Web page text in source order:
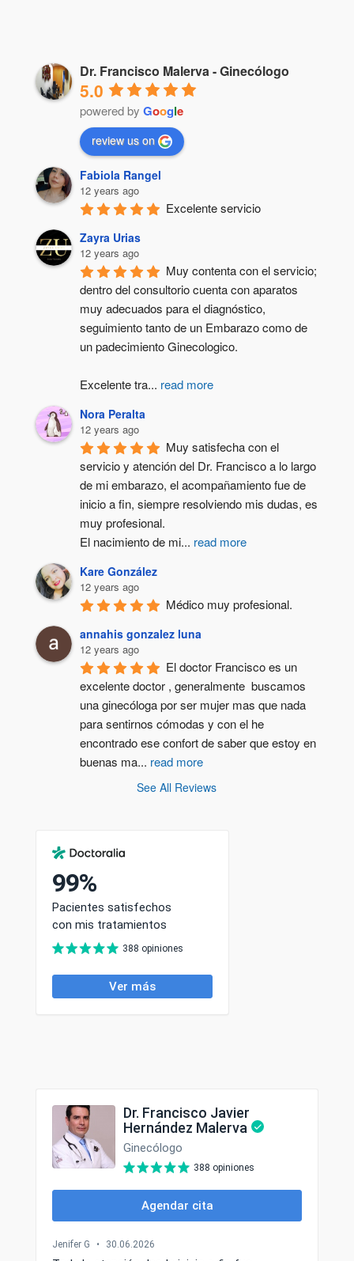
Dr. Francisco Malerva - Ginecólogo
5.0
powered by Google
review us on
Fabiola Rangel
12 years ago
Excelente servicio
Zayra Urias
12 years ago
Muy contenta con el servicio;
dentro del consultorio cuenta con aparatos
muy adecuados para el diagnóstico,
seguimiento tanto de un Embarazo como de
un padecimiento Ginecologico.
Excelente tra... read more
Nora Peralta
12 years ago
Muy satisfecha con el
servicio y atención del Dr. Francisco a lo largo
de mi embarazo, el acompañamiento fue de
inicio a fin, siempre resolviendo mis dudas, es
muy profesional.
El nacimiento de mi... read more
Kare González
12 years ago
Médico muy profesional.
annahis gonzalez luna
12 years ago
El doctor Francisco es un
excelente doctor , generalmente  buscamos
una ginecóloga por ser mujer mas que nada
para sentirnos cómodas y con el he
encontrado ese confort de saber que estoy en
buenas ma... read more
See All Reviews